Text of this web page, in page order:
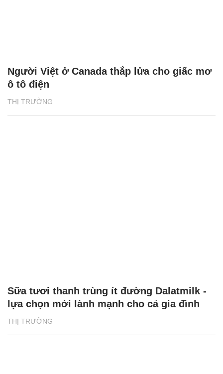
THỊ TRƯỜNG
Người Việt ở Canada thắp lửa cho giấc mơ
ô tô điện
THỊ TRƯỜNG
Sữa tươi thanh trùng ít đường Dalatmilk -
lựa chọn mới lành mạnh cho cả gia đình